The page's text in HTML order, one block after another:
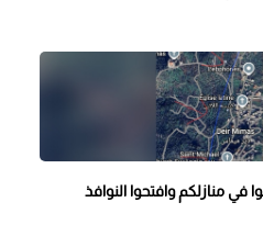
في منازلكم وافتحوا النوافذ